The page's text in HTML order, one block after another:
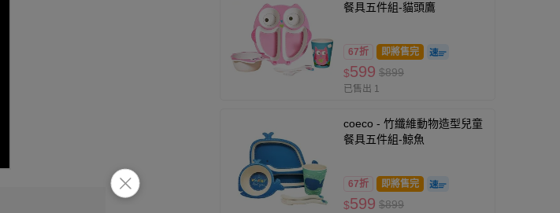
餐具五件組-貓頭鷹
67折 即將售完
$599 $899
已售出 1
coeco - 竹纖維動物造型兒童
餐具五件組-鯨魚
67折 即將售完
$599 $899